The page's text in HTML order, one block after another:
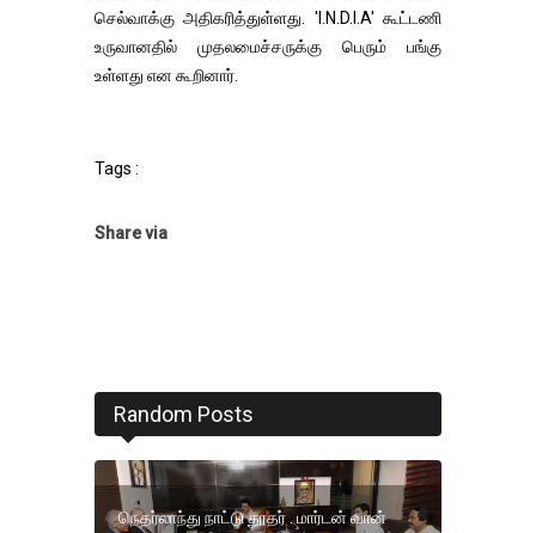
செல்வாக்கு அதிகரித்துள்ளது. 'I.N.D.I.A' கூட்டணி
உருவானதில் முதலமைச்சருக்கு பெரும் பங்கு
உள்ளது என கூறினார்.
Tags :
Share via
Random Posts
நெதர்லாந்து நாட்டு தூதர் . மார்டன் வான்